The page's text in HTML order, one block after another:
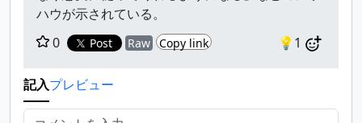
ハウが示されている。
0
Post Raw Copy link 💡1
記入プレビュー